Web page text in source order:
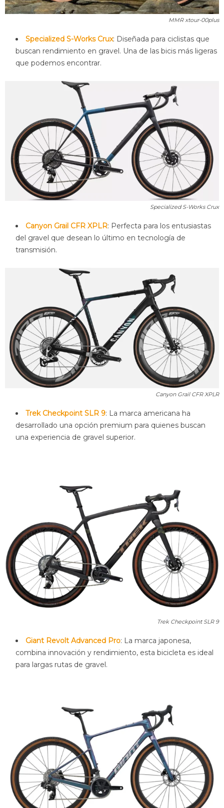
MMR xtour-00plus
Specialized S-Works Crux: Diseñada para ciclistas que
buscan rendimiento en gravel. Una de las bicis más ligeras
que podemos encontrar.
Specialized S-Works Crux
Canyon Grail CFR XPLR: Perfecta para los entusiastas
del gravel que desean lo último en tecnología de
transmisión.
Canyon Grail CFR XPLR
Trek Checkpoint SLR 9: La marca americana ha
desarrollado una opción premium para quienes buscan
una experiencia de gravel superior.
Trek Checkpoint SLR 9
Giant Revolt Advanced Pro: La marca japonesa,
combina innovación y rendimiento, esta bicicleta es ideal
para largas rutas de gravel.